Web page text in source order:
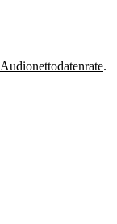
Audionettodatenrate.